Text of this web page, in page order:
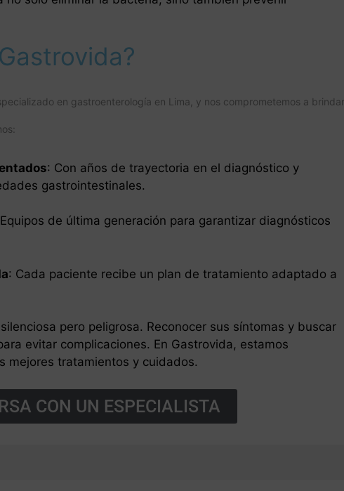
en gastroenterología en Lima, y nos comprometemos a brindar
: Con años de trayectoria en el diagnóstico y
gastrointestinales.
de última generación para garantizar diagnósticos
: Cada paciente recibe un plan de tratamiento adaptado a
pero peligrosa. Reconocer sus síntomas y buscar
evitar complicaciones. En Gastrovida, estamos
mejores tratamientos y cuidados.
CON UN ESPECIALISTA